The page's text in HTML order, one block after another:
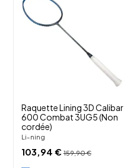
Raquette Lining 3D Calibar
600 Combat 3UG5 (Non
cordée)
Li-ning
103,94 €159,90 €